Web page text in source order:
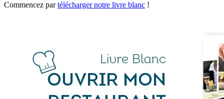
Commencez partélécharger notre livre blanc !